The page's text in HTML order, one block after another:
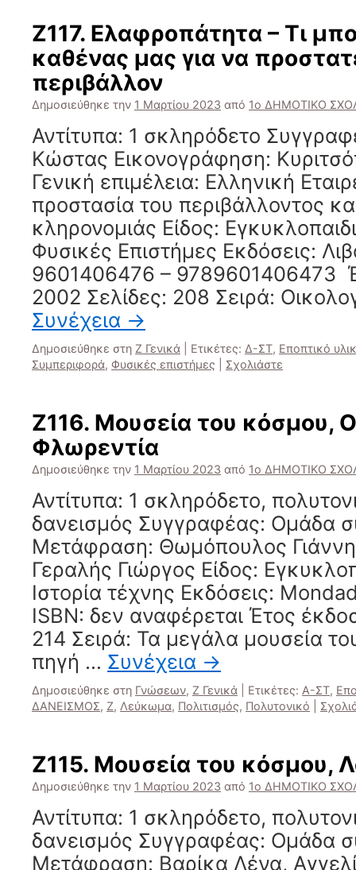
Ζ117. Ελαφροπάτητα – Τι
καθένας μας για να
περιβάλλον
Δημοσιεύθηκε την 1 Μαρτίου 2023 από 1ο ΔΗΜΟΤΙΚΟ
Αντίτυπα: 1 σκληρόδετο
Κώστας Εικονογράφηση:
Γενική επιμέλεια: Ελληνική
προστασία του περιβάλλοντος
κληρονομιάς Είδος:
Φυσικές Επιστήμες Εκδόσεις:
9601406476 – 9789601406473
2002 Σελίδες: 208 Σειρά:
Συνέχεια →
Δημοσιεύθηκε στη Ζ Γενικά Ετικέτες: Δ-ΣΤ, Εποπτικό
Συμπεριφορά, Φυσικές επιστήμες Σχολιάστε
Ζ116. Μουσεία του κόσμου,
Φλωρεντία
Δημοσιεύθηκε την 1 Μαρτίου 2023 από 1ο ΔΗΜΟΤΙΚΟ
Αντίτυπα: 1 σκληρόδετο,
δανεισμός Συγγραφέας: Ομάδα
Μετάφραση: Θωμόπουλος
Γεραλής Γιώργος Είδος:
Ιστορία τέχνης Εκδόσεις:
ISBN: δεν αναφέρεται Έτος
214 Σειρά: Τα μεγάλα μουσεία
πηγή … Συνέχεια →
Δημοσιεύθηκε στη Γνώσεων, Ζ Γενικά Ετικέτες: Α-ΣΤ,
ΔΑΝΕΙΣΜΟΣ, Ζ, Λεύκωμα, Πολιτισμός, Πολυτονικό
Ζ115. Μουσεία του κόσμου,
Δημοσιεύθηκε την 1 Μαρτίου 2023 από 1ο ΔΗΜΟΤΙΚΟ
Αντίτυπα: 1 σκληρόδετο,
δανεισμός Συγγραφέας: Ομάδα
Μετάφραση: Βαρίκα Λένα,